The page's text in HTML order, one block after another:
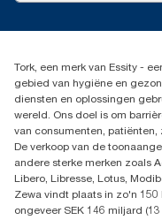
Dispenserklacht
02 766 05 30
Essity Belgium NV
Berkenlaan 8B
1831 MACHELEN
Tork, een merk van Essity -
gebied van hygiëne en
diensten en oplossingen
wereld. Ons doel is om
van consumenten,
De verkoop van de
andere sterke merken zoals
Libero, Libresse, Lotus,
Zewa vindt plaats in zo'n
ongeveer SEK 146 miljard